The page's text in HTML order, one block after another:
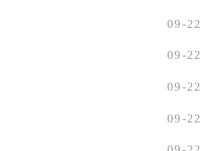
09-22
09-22
09-22
09-22